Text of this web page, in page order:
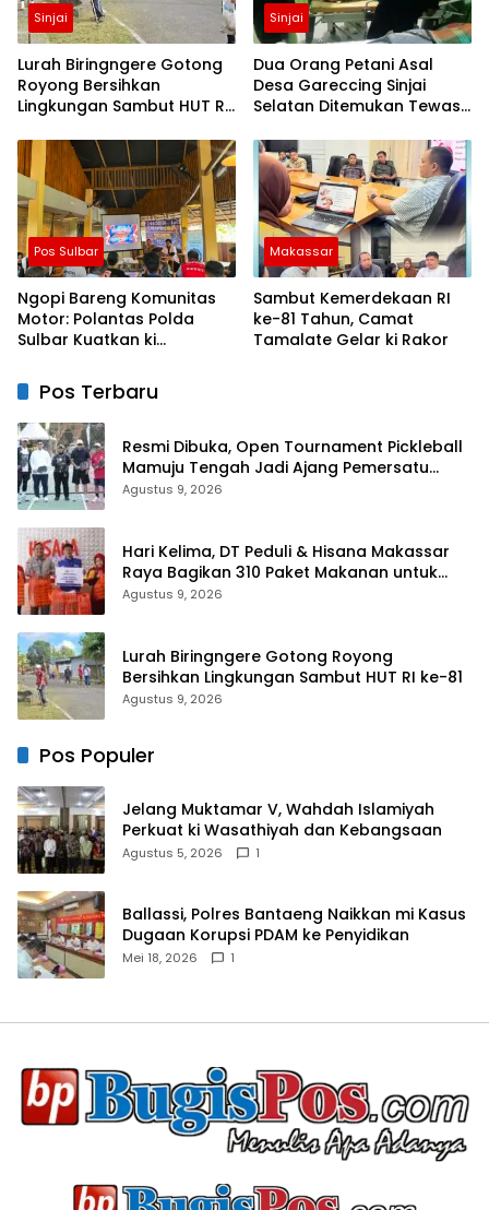
Sinjai
Lurah Biringngere Gotong
Royong Bersihkan
Lingkungan Sambut HUT RI
Sinjai
Dua Orang Petani Asal
Desa Gareccing Sinjai
Selatan Ditemukan Tewas,
Kasian”
Pos Sulbar
Ngopi Bareng Komunitas
Motor: Polantas Polda
Sulbar Kuatkan ki
Keselamatan
Makassar
Sambut Kemerdekaan RI
ke-81 Tahun, Camat
Tamalate Gelar ki Rakor
Pos Terbaru
Resmi Dibuka, Open Tournament Pickleball
Mamuju Tengah Jadi Ajang Pemersatu
Antar daerah
Agustus 9, 2026
Hari Kelima, DT Peduli & Hisana Makassar
Raya Bagikan 310 Paket Makanan untuk
Korban Kebakaran Tallo
Agustus 9, 2026
Lurah Biringngere Gotong Royong
Bersihkan Lingkungan Sambut HUT RI ke-81
Agustus 9, 2026
Pos Populer
Jelang Muktamar V, Wahdah Islamiyah
Perkuat ki Wasathiyah dan Kebangsaan
Agustus 5, 2026 1
Ballassi, Polres Bantaeng Naikkan mi Kasus
Dugaan Korupsi PDAM ke Penyidikan
Mei 18, 2026 1